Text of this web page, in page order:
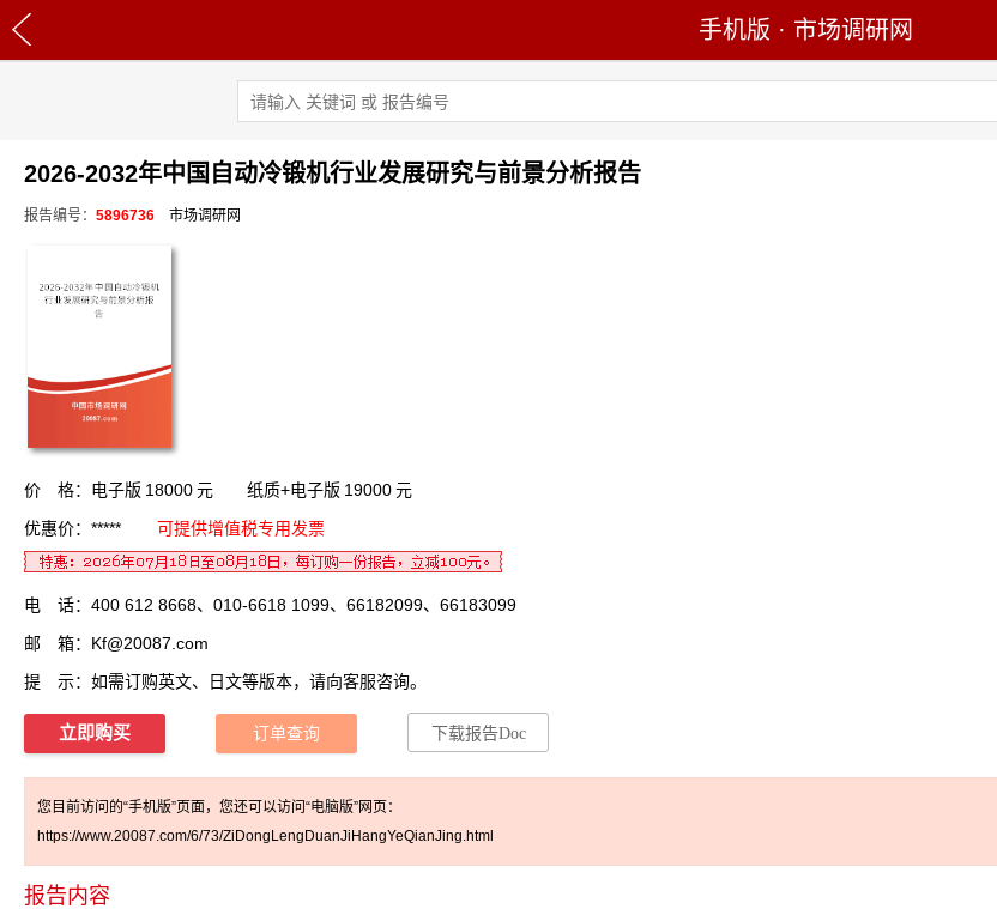
手机版 · 市场调研网
2026-2032年中国自动冷锻机行业发展研究与前景分析报告
报告编号：5896736 市场调研网
价 格：电子版 18000元 纸质+电子版 19000元
优惠价：*****
可提供增值税专用发票
电 话：400 612 8668、010-6618 1099、66182099、66183099
邮 箱： Kf@20087.com
提 示：如需订购英文、日文等版本，请向客服咨询。
立即购买 订单查询 下载报告Doc
您目前访问的“手机版”页面，您还可以访问“电脑版”网页：
https://www.20087.com/6/73/ZiDongLengDuanJiHangYeQianJing.html
报告内容